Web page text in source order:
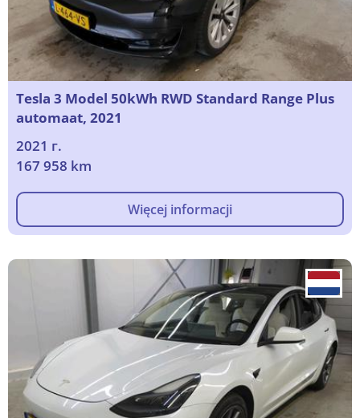
Tesla 3 Model 50kWh RWD Standard Range Plus
automaat, 2021
2021 г.
167 958 km
Więcej informacji